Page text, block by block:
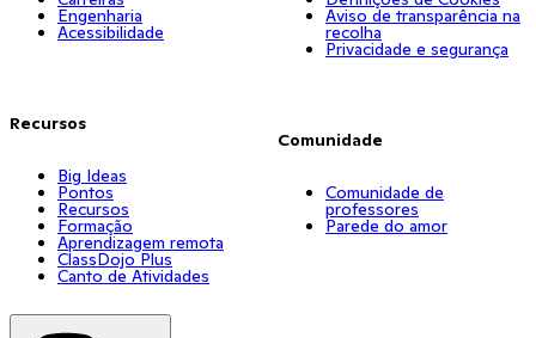
Engenharia
Acessibilidade
Recursos
Big Ideas
Pontos
Recursos
Formação
Aprendizagem remota
ClassDojo Plus
Canto de Atividades
Aviso de transparência na
recolha
Privacidade e segurança
Comunidade
Comunidade de
professores
Parede do amor